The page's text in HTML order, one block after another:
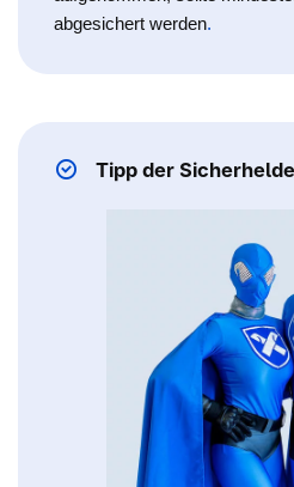
abgesichert werden.
Tipp der